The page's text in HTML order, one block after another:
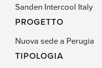
Sanden Intercool Italy
PROGETTO
Nuova sede a Perugia
TIPOLOGIA